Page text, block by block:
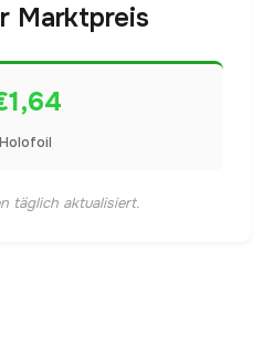
Marktpreis
Holofoil
täglich aktualisiert.